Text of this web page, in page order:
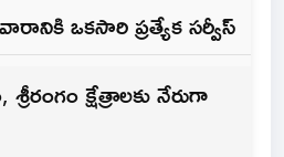
వారానికి ఒకసారి ప్రత్యేక సర్వీస్
క్షేత్రాలకు నేరుగా